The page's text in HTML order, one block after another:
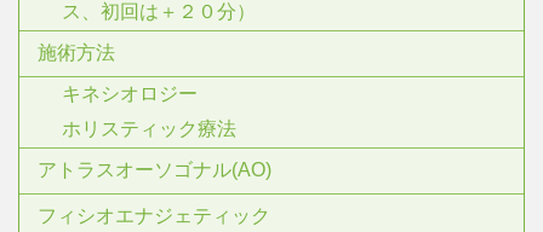
ス、初回は＋２０分）
施術方法
キネシオロジー
ホリスティック療法
アトラスオーソゴナル(AO)
フィシオエナジェティック